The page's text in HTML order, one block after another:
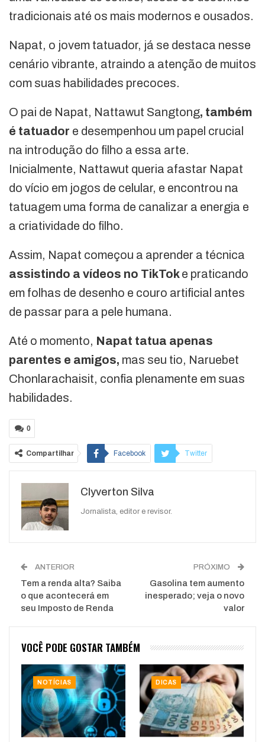
tradicionais até os mais modernos e ousados.
Napat, o jovem tatuador, já se destaca nesse
cenário vibrante, atraindo a atenção de muitos
com suas habilidades precoces.
O pai de Napat, Nattawut Sangtong, também
é tatuador e desempenhou um papel crucial
na introdução do filho a essa arte.
Inicialmente, Nattawut queria afastar Napat
do vício em jogos de celular, e encontrou na
tatuagem uma forma de canalizar a energia e
a criatividade do filho.
Assim, Napat começou a aprender a técnica
assistindo a vídeos no TikToke praticando
em folhas de desenho e couro artificial antes
de passar para a pele humana.
Até o momento, Napat tatua apenas
parentes e amigos, mas seu tio, Naruebet
Chonlarachaisit, confia plenamente em suas
habilidades.
0
Compartilhar Facebook Twitter
WhatsApp
Clyverton Silva
Jornalista, editor e revisor.
ANTERIOR
Tem a renda alta? Saiba
o que acontecerá em
seu Imposto de Renda
PRÓXIMO
Gasolina tem aumento
inesperado; veja o novo
valor
VOCÊ PODE GOSTAR TAMBÉM
NOTÍCIAS DICAS